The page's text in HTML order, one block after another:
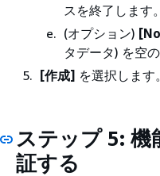
スを終了します。
(オプション)
タデータ) を空
[作成] を選択します。
ステップ 5: 機
証する